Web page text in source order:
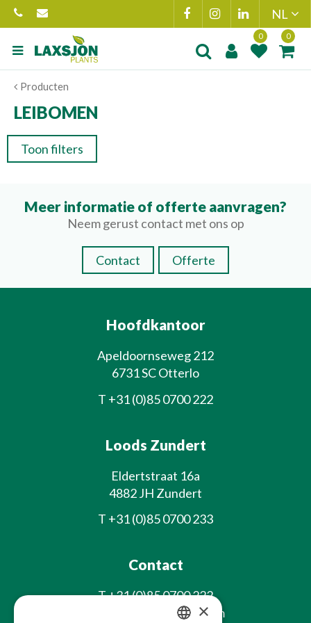
Ga
naar
content
Producten
LEIBOMEN
Toon filters
Meer informatie of offerte aanvragen?
Neem gerust contact met ons op
Contact Offerte
Hoofdkantoor
Apeldoornseweg 212
6731 SC Otterlo
T +31 (0)85 0700 222
Loods Zundert
Eldertstraat 16a
4882 JH Zundert
T +31 (0)85 0700 233
Contact
T+31 (0)85 0700 222
info@laxsjonplants.com
×